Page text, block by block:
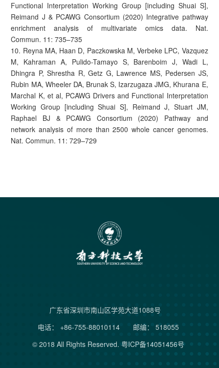
Functional Interpretation Working Group [including Shuai S],
Reimand J & PCAWG Consortium (2020) Integrative pathway
enrichment analysis of multivariate omics data. Nat.
Commun. 11: 735–735
10. Reyna MA, Haan D, Paczkowska M, Verbeke LPC, Vazquez
M, Kahraman A, Pulido-Tamayo S, Barenboim J, Wadi L,
Dhingra P, Shrestha R, Getz G, Lawrence MS, Pedersen JS,
Rubin MA, Wheeler DA, Brunak S, Izarzugaza JMG, Khurana E,
Marchal K, et al, PCAWG Drivers and Functional Interpretation
Working Group [including Shuai S], Reimand J, Stuart JM,
Raphael BJ & PCAWG Consortium (2020) Pathway and
network analysis of more than 2500 whole cancer genomes.
Nat. Commun. 11: 729–729
广东省深圳市南山区学苑大道1088号
电话： +86-755-88010114
邮编： 518055
© 2018 All Rights Reserved. 粤ICP备14051456号